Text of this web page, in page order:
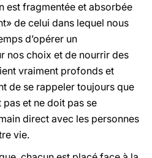
est fragmentée et absorbée
de celui dans lequel nous
d’opérer un
nos choix et de nourrir des
vraiment profonds et
de se rappeler toujours que
et ne doit pas se
direct avec les personnes
vie.